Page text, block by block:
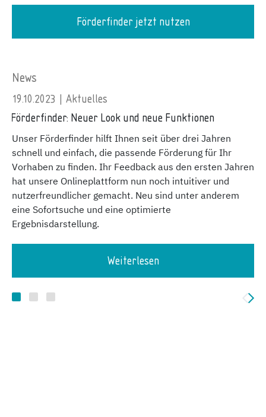
Förderfinder jetzt nutzen
News
19.10.2023 | Aktuelles
Förderfinder: Neuer Look und neue Funktionen
Unser Förderfinder hilft Ihnen seit über drei Jahren
schnell und einfach, die passende Förderung für Ihr
Vorhaben zu finden. Ihr Feedback aus den ersten Jahren
hat unsere Onlineplattform nun noch intuitiver und
nutzerfreundlicher gemacht. Neu sind unter anderem
eine Sofortsuche und eine optimierte
Ergebnisdarstellung.
Weiterlesen